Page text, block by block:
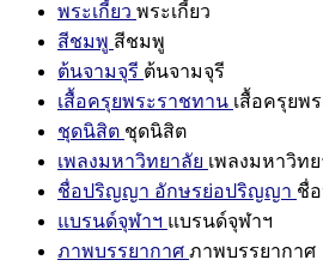
พระเกี้ยว พระเกี้ยว
สีชมพู สีชมพู
ต้นจามจุรี ต้นจามจุรี
เสื้อครุยพระราชทาน เสื้อครุยพ
ชุดนิสิต ชุดนิสิต
เพลงมหาวิทยาลัย เพลงมหาวิท
ชื่อปริญญา อักษรย่อปริญญา ชื่
แบรนด์จุฬาฯ แบรนด์จุฬาฯ
ภาพบรรยากาศ ภาพบรรยากาศ